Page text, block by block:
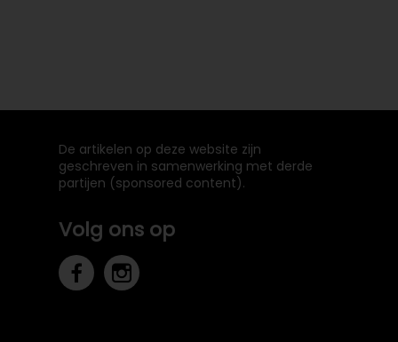
De artikelen op deze website zijn
geschreven in samenwerking met derde
partijen (sponsored content).
Volg ons op